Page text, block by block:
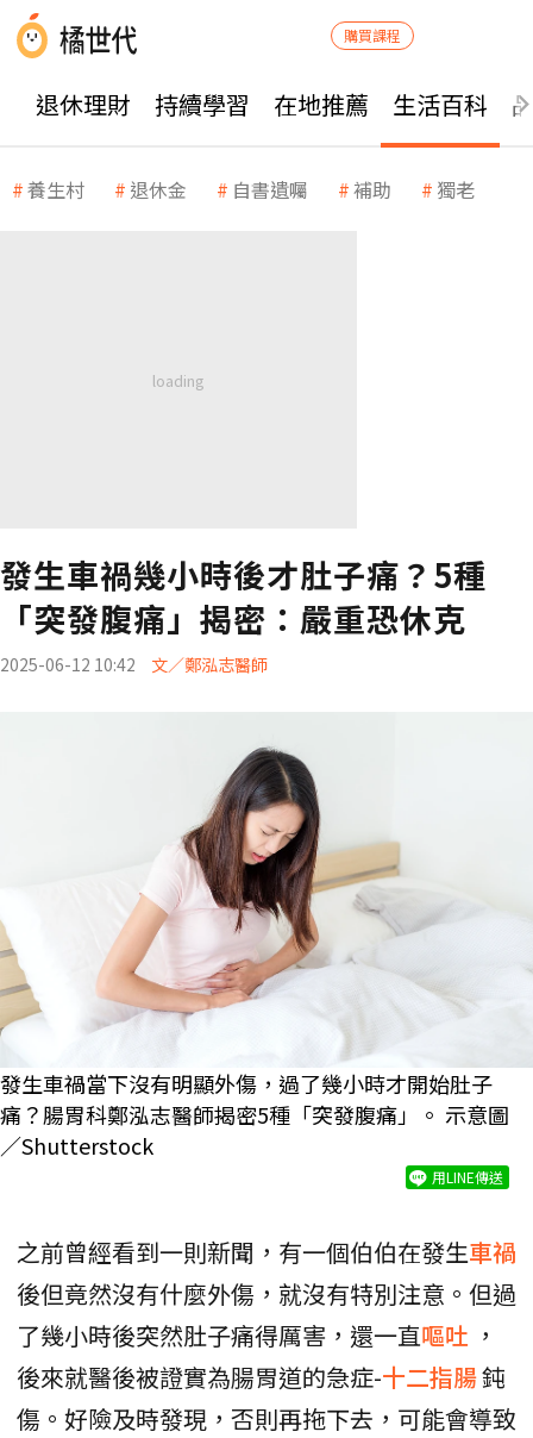
購買課程
退休理財 持續學習 在地推薦 生活百科
養生村 退休金 自書遺囑 補助 獨老
發生車禍幾小時後才肚子痛？5種
「突發腹痛」揭密：嚴重恐休克
2025-06-12 10:42 文／鄭泓志醫師
發生車禍當下沒有明顯外傷，過了幾小時才開始肚子
痛？腸胃科鄭泓志醫師揭密5種「突發腹痛」。 示意圖
／Shutterstock
用LINE傳送
之前曾經看到一則新聞，有一個伯伯在發生車禍
後但竟然沒有什麼外傷，就沒有特別注意。但過
了幾小時後突然肚子痛得厲害，還一直嘔吐 ，
後來就醫後被證實為腸胃道的急症-十二指腸鈍
傷。好險及時發現，否則再拖下去，可能會導致